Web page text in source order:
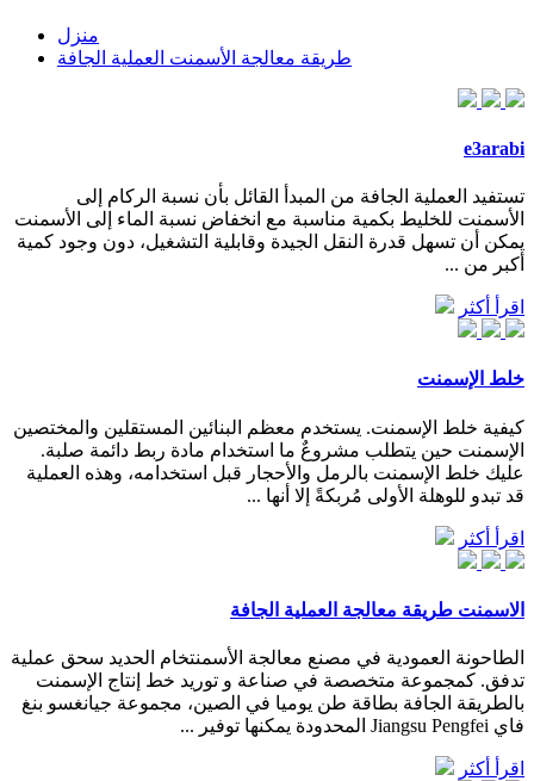
منزل
طريقة معالجة الأسمنت العملية الجافة
e3arabi
تستفيد العملية الجافة من المبدأ القائل بأن نسبة الركام إلى
الأسمنت للخليط بكمية مناسبة مع انخفاض نسبة الماء إلى الأسمنت
يمكن أن تسهل قدرة النقل الجيدة وقابلية التشغيل، دون وجود كمية
أكبر من ...
اقرأ أكثر
خلط الإسمنت
كيفية خلط الإسمنت. يستخدم معظم البنائين المستقلين والمختصين
الإسمنت حين يتطلب مشروعٌ ما استخدام مادة ربط دائمة صلبة.
عليك خلط الإسمنت بالرمل والأحجار قبل استخدامه، وهذه العملية
قد تبدو للوهلة الأولى مُربكةً إلا أنها ...
اقرأ أكثر
الاسمنت طريقة معالجة العملية الجافة
الطاحونة العمودية في مصنع معالجة الأسمنتخام الحديد سحق عملية
تدفق. كمجموعة متخصصة في صناعة و توريد خط إنتاج الإسمنت
بالطريقة الجافة بطاقة طن يوميا في الصين، مجموعة جيانغسو بنغ
فاي Jiangsu Pengfei المحدودة يمكنها توفير ...
اقرأ أكثر